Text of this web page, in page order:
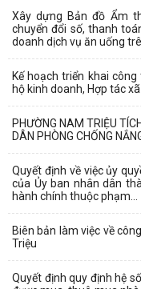
Xây dựng Bản đồ Ẩm
chuyển đổi số, thanh
doanh dịch vụ ăn uống
Kế hoạch triển khai
hộ kinh doanh, Hợp tác
PHƯỜNG NAM TRIỆU
DÂN PHÒNG CHỐNG
Quyết định về việc ủy
của Ủy ban nhân dân
hành chính thuộc phạm...
Biên bản làm việc về
Triệu
Quyết định quy định hệ